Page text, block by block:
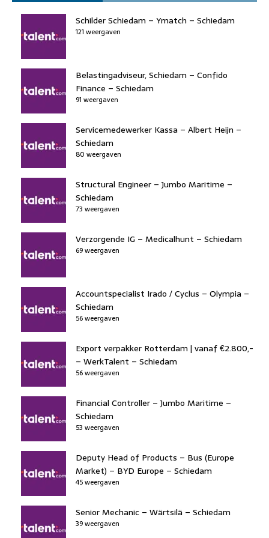
b
o
o
k
dI
n
d
o
d
s
A
Schilder Schiedam – Ymatch – Schiedam
121 weergaven
Belastingadviseur, Schiedam – Confido
Finance – Schiedam
91 weergaven
Servicemedewerker Kassa – Albert Heijn –
Schiedam
80 weergaven
Structural Engineer – Jumbo Maritime –
Schiedam
73 weergaven
Verzorgende IG – Medicalhunt – Schiedam
69 weergaven
Accountspecialist Irado / Cyclus – Olympia –
Schiedam
56 weergaven
Export verpakker Rotterdam | vanaf €2.800,-
– WerkTalent – Schiedam
56 weergaven
Financial Controller – Jumbo Maritime –
Schiedam
53 weergaven
Deputy Head of Products – Bus (Europe
Market) – BYD Europe – Schiedam
45 weergaven
Senior Mechanic – Wärtsilä – Schiedam
39 weergaven